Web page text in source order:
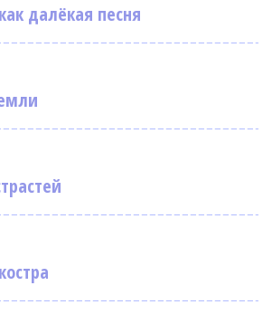
далёкая песня